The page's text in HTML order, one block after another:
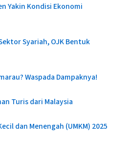
Yakin Kondisi Ekonomi
Syariah, OJK Bentuk
Waspada Dampaknya!
Turis dari Malaysia
dan Menengah (UMKM) 2025